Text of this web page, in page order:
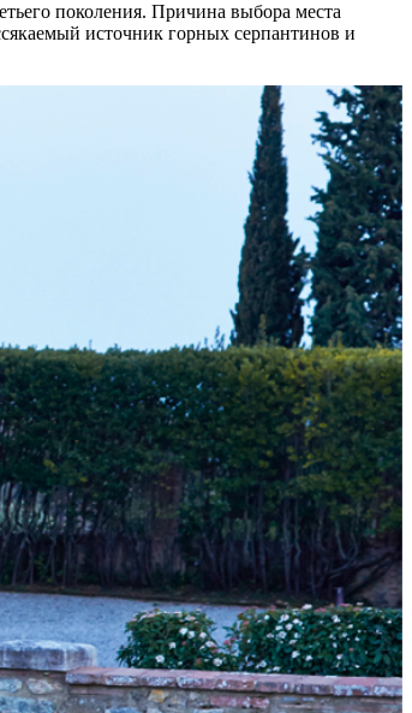
поколения. Причина выбора места
источник горных серпантинов и